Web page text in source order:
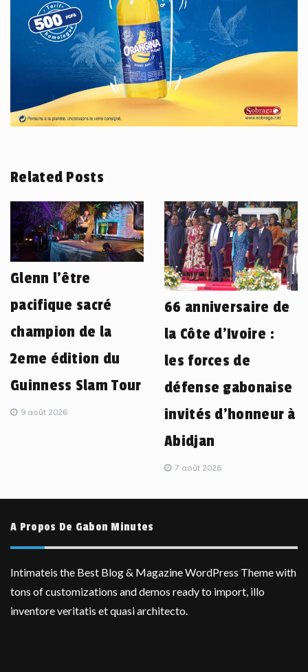
Related Posts
Glenn l’être
pacifique sacré
champion de la
2eme édition du
Guinness Slam Tour
9 août 2026
66 anniversaire de
la Côte d’Ivoire :
les forces de
défense gabonaise
invités d’honneur à
Abidjan
7 août 2026
A Propos De Gabon Minutes
Intimateis the Best Blog & Magazine WordPress Theme with
tons of customizations and demos ready to import, illo
inventore veritatis et quasi architecto.